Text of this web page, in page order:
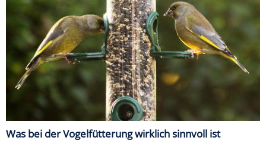
Was bei der Vogelfütterung wirklich sinnvoll ist